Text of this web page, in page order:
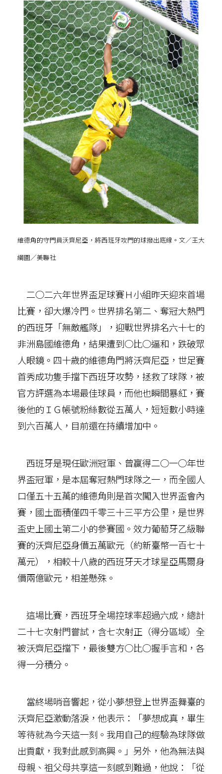
維德角的守門員沃齊尼亞，將西班牙攻門的球撥出底線。文／王大
綱圖／美聯社
二○二六年世界盃足球賽Ｈ小組昨天迎來首場
比賽，卻大爆冷門。世界排名第二、奪冠大熱門
的西班牙「無敵艦隊」，迎戰世界排名六十七的
非洲島國維德角，結果遭到○比○逼和，跌破眾
人眼鏡。四十歲的維德角門將沃齊尼亞，世足賽
首秀成功隻手擋下西班牙攻勢，拯救了球隊，被
官方評選為本場最佳球員，而他也瞬間暴紅，賽
後他的ＩＧ帳號粉絲數從五萬人，短短數小時達
到六百萬人，目前還在持續增加中。
西班牙是現任歐洲冠軍、曾贏得二○一○年世
界盃冠軍，是本屆奪冠熱門球隊之一，而全國人
口僅五十五萬的維德角則是首次闖入世界盃會內
賽，國土面積僅四千零三十三平方公里，是世界
盃史上國土第二小的參賽國。效力葡萄牙乙級聯
賽的沃齊尼亞身價五萬歐元（約新臺幣一百七十
萬元），相較十八歲的西班牙天才球星亞馬爾身
價兩億歐元，相差懸殊。
這場比賽，西班牙全場控球率超過六成，總計
二十七次射門嘗試，含七次射正（得分區域）全
被沃齊尼亞擋下，最後雙方○比○握手言和，各
得一分積分。
當終場哨音響起，從小夢想登上世界盃舞臺的
沃齊尼亞激動落淚，他表示：「夢想成真，畢生
等待就為今天這一刻。我用自己的經驗為球隊做
出貢獻，我對此感到高興。」另外，他為無法與
母親、祖父母共享這一刻感到難過，他說：「從